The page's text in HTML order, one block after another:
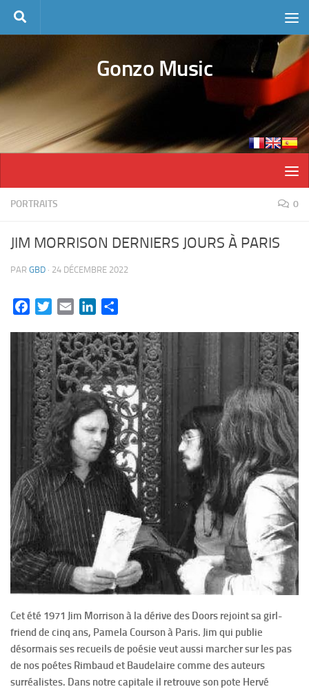
Skip to content
Gonzo Music
PORTRAITS 0
JIM MORRISON DERNIERS JOURS À PARIS
PAR GBD · 24 DÉCEMBRE 2022
FacebookTwitterEmail LinkedIn
Cet été 1971 Jim Morrison à la dérive des Doors rejoint sa girl-
friend de cinq ans, Pamela Courson à Paris. Jim qui publie
désormais ses recueils de poésie veut aussi marcher sur les pas
de nos poétes Rimbaud et Baudelaire comme des auteurs
surréalistes. Dans notre capitale il retrouve son pote Hervé